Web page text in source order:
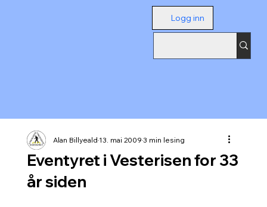
Logg inn
Eventyret i Vesterisen for 33
år siden
Alan Billyeald13. mai 20093 min lesing